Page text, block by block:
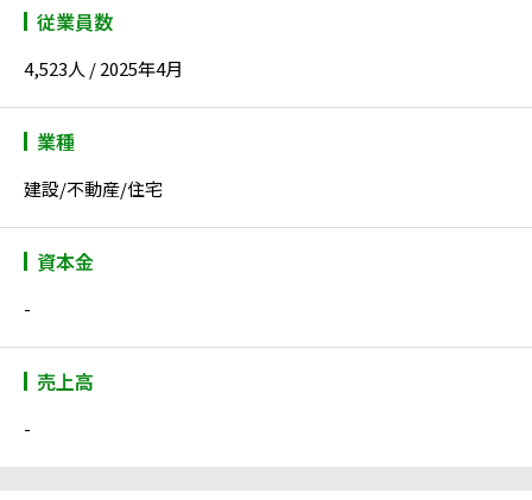
従業員数
4,523人 / 2025年4月
業種
建設/不動産/住宅
資本金
-
売上高
-